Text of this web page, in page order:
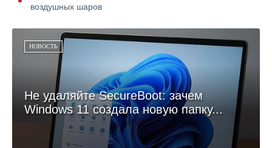
воздушных шаров
НОВОСТЬ
Не удаляйте SecureBoot: зачем
Windows 11 создала новую папку...